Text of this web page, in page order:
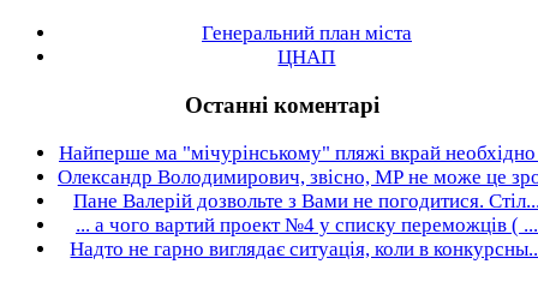
Генеральний план міста
ЦНАП
Останні коментарі
Найперше ма "мічурінському" пляжі вкрай необхідно
Олександр Володимирович, звісно, МР не може це
Пане Валерій дозвольте з Вами не погодитися.
... а чого вартий проект №4 у списку переможців ( ...
Надто не гарно виглядає ситуація, коли в